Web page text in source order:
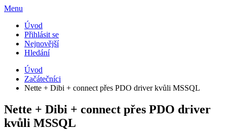
Menu
Úvod
Přihlásit se
Nejnovější
Hledání
Úvod
Začátečníci
Nette + Dibi + connect přes PDO driver kvůli MSSQL
Nette + Dibi + connect přes PDO driver
kvůli MSSQL